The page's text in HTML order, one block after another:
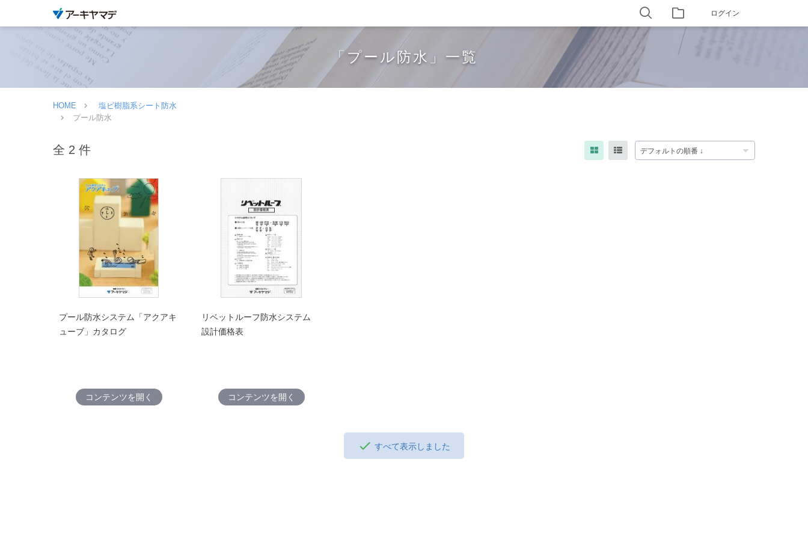
ログイン
「プール防水」一覧
HOME
塩ビ樹脂系シート防水
プール防水
全 2 件 デフォルトの順番 ↓
プール防水システム「アクアキ
ューブ」カタログ
コンテンツを開く
リベットルーフ防水システム
設計価格表
コンテンツを開く
すべて表示しました